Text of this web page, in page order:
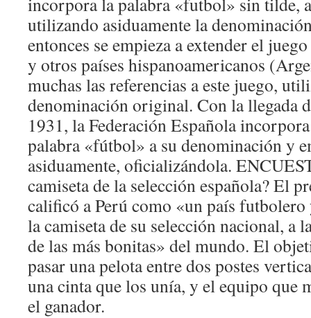
utilizando asiduamente la
entonces se empieza a extender el
y otros países hispanoamericanos
muchas las referencias a este juego,
denominación original. Con la llegada
1931, la Federación Española
palabra «fútbol» a su denominación y
asiduamente, oficializándola.
camiseta de la selección española? El
calificó a Perú como «un país
la camiseta de su selección nacional, a
de las más bonitas» del mundo. El
pasar una pelota entre dos postes
una cinta que los unía, y el equipo que
el ganador.